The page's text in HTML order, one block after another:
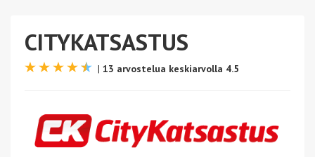
CITYKATSASTUS
| 13 arvostelua keskiarvolla 4.5